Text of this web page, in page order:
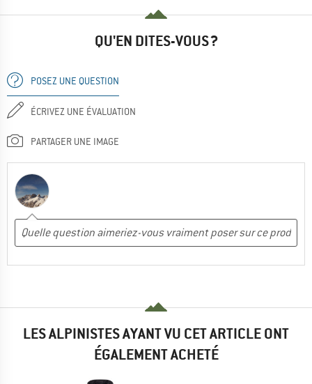
QU'EN DITES-VOUS ?
POSEZ UNE QUESTION
ÉCRIVEZ UNE ÉVALUATION
PARTAGER UNE IMAGE
LES ALPINISTES AYANT VU CET ARTICLE ONT
ÉGALEMENT ACHETÉ